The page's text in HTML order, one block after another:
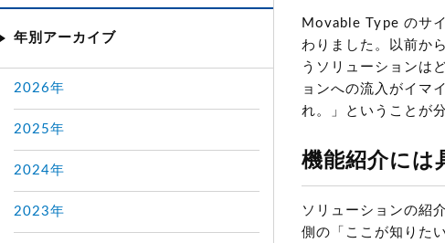
Movable Type のサ
わりました。以前か
うソリューションは
ョンへの流入がイマ
れ。」ということが
機能紹介には
ソリューションの紹
側の「ここが知りた
年別アーカイブ
2026年
2025年
2024年
2023年